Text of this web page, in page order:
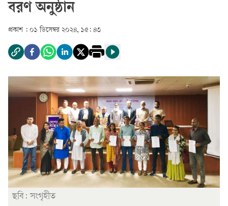
বরণ অনুষ্ঠান
প্রকাশ : ০১ ডিসেম্বর ২০২৪, ১৫: ৪৩
ছবি: সংগৃহীত